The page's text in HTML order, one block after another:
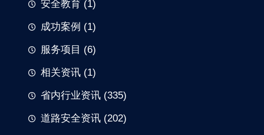
安全教育 (1)
成功案例 (1)
服务项目 (6)
相关资讯 (1)
省内行业资讯 (335)
道路安全资讯 (202)